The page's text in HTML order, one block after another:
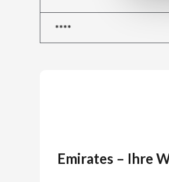
****
Emirates – Ihre